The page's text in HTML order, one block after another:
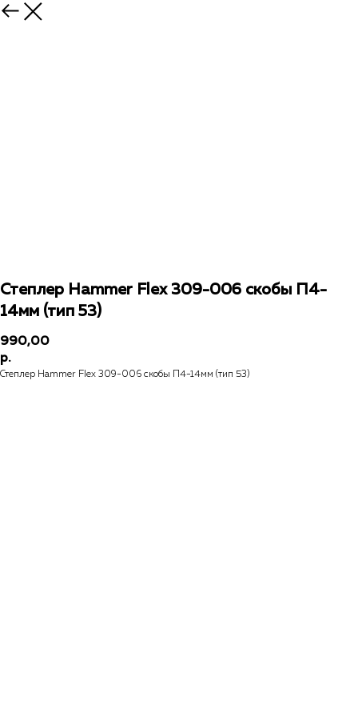
Степлер Hammer Flex 309-006 скобы П4-
14мм (тип 53)
990,00
р.
Степлер Hammer Flex 309-006 скобы П4-14мм (тип 53)